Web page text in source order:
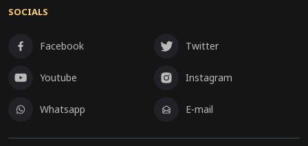
SOCIALS
Facebook Twitter
Youtube Instagram
Whatsapp E-mail